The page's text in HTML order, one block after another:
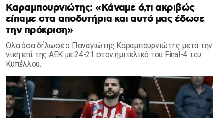
Καραμπουρνιώτης: «Κάναμε ό,τι ακριβώς
είπαμε στα αποδυτήρια και αυτό μας έδωσε
την πρόκριση»
Όλα όσα δήλωσε ο Παναγιώτης Καραμπουρνιώτης μετά την
νίκη επί της ΑΕΚ με 24-21 στον ημιτελικό του Final-4 του
Κυπέλλου.